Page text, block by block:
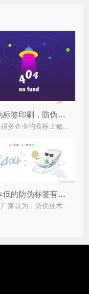
防伪标签印刷，防伪标签做出来有什么价值？
如今很多企业的商标上都贴有防伪标签，但个别企业不知道什么是防伪标签，因此产品上的防伪标签没有概
成本低的防伪标签有哪些？
很多厂家认为，防伪技术的成本越高，这样的防伪技术越好，可以保护自己的产品不受假冒分子的仿冒。这样